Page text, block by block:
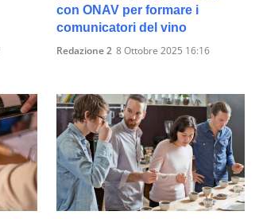
con ONAV per formare i
comunicatori del vino
Redazione 2 8 Ottobre 2025 16:16